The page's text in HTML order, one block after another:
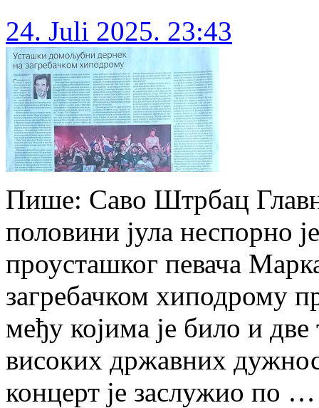
24. Juli 2025. 23:43
Пише: Саво Штрбац
половини јула неспорно
проусташког певача
загребачком хиподрому
међу којима је било и
високих државних
концерт је заслужио по …